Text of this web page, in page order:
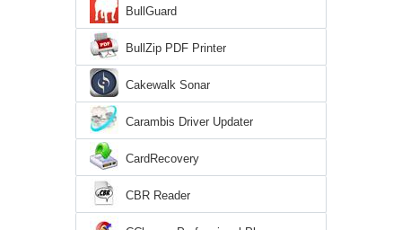
BullGuard
BullZip PDF Printer
Cakewalk Sonar
Carambis Driver Updater
CardRecovery
CBR Reader